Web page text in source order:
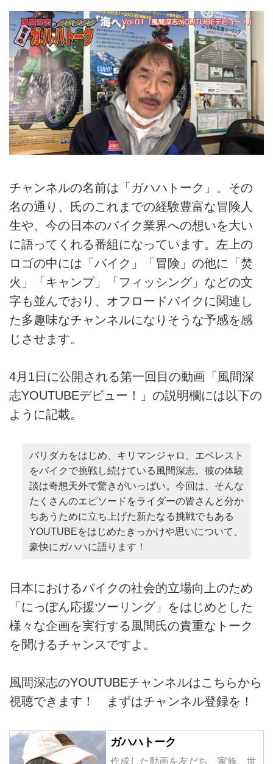
チャンネルの名前は「ガハハトーク」。その
名の通り、氏のこれまでの経験豊富な冒険人
生や、今の日本のバイク業界への想いを大い
に語ってくれる番組になっています。左上の
ロゴの中には「バイク」「冒険」の他に「焚
火」「キャンプ」「フィッシング」などの文
字も並んでおり、オフロードバイクに関連し
た多趣味なチャンネルになりそうな予感を感
じさせます。
4月1日に公開される第一回目の動画「風間深
志YOUTUBEデビュー！」の説明欄には以下の
ように記載。
パリダカをはじめ、キリマンジャロ、エベレスト
をバイクで挑戦し続けている風間深志。彼の体験
談は奇想天外で驚きがいっぱい。今回は、そんな
たくさんのエピソードをライダーの皆さんと分か
ちあうために立ち上げた新たなる挑戦でもある
YOUTUBEをはじめたきっかけや思いについて、
豪快にガハハに語ります！
日本におけるバイクの社会的立場向上のため
「にっぽん応援ツーリング」をはじめとした
様々な企画を実行する風間氏の貴重なトーク
を聞けるチャンスですよ。
風間深志のYOUTUBEチャンネルはこちらから
視聴できます！ まずはチャンネル登録を！
ガハハトーク
作成した動画を友だち、家族、世